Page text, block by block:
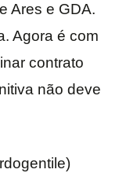
Ares e GDA.
Agora é com
contrato
não deve